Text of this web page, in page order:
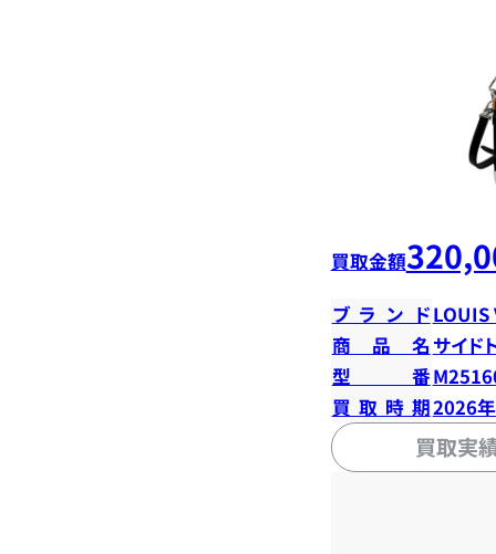
買取金額
ブランドLOUIS
商品名 サイド
型番
買取時期2026
買取実